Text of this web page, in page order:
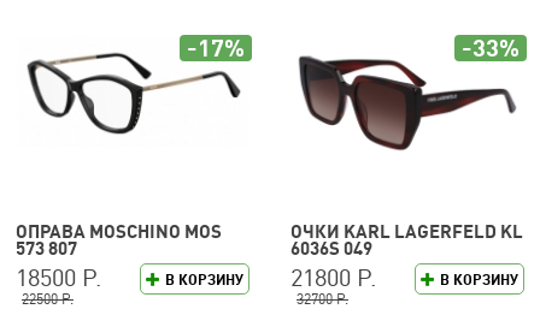
ОПРАВА MOSCHINO MOS
573 807
В КОРЗИНУ
18500 Р.
22500 Р.
-17%
ОЧКИ KARL LAGERFELD KL
6036S 049
В КОРЗИНУ
21800 Р.
32700 Р.
-33%